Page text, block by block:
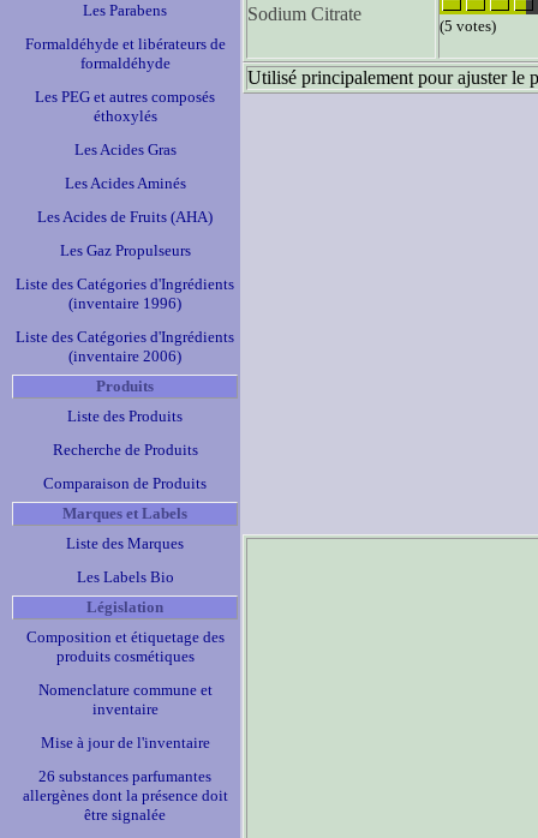
Les Parabens
Formaldéhyde et libérateurs de
formaldéhyde
Les PEG et autres composés
éthoxylés
Les Acides Gras
Les Acides Aminés
Les Acides de Fruits (AHA)
Les Gaz Propulseurs
Liste des Catégories d'Ingrédients
(inventaire 1996)
Liste des Catégories d'Ingrédients
(inventaire 2006)
Produits
Liste des Produits
Recherche de Produits
Comparaison de Produits
Marques et Labels
Liste des Marques
Les Labels Bio
Législation
Composition et étiquetage des
produits cosmétiques
Nomenclature commune et
inventaire
Mise à jour de l'inventaire
26 substances parfumantes
allergènes dont la présence doit
être signalée
Sodium Citrate
(5 votes)
Utilisé principalement pour ajuster le